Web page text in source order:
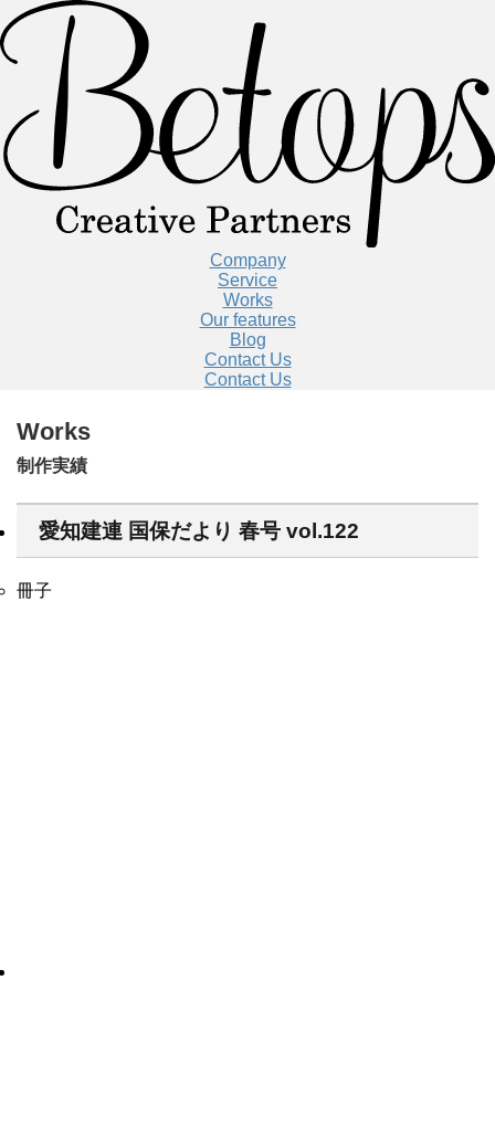
Company
Service
Works
Our features
Blog
Contact Us
Contact Us
Works
制作実績
愛知建連 国保だより 春号 vol.122
冊子